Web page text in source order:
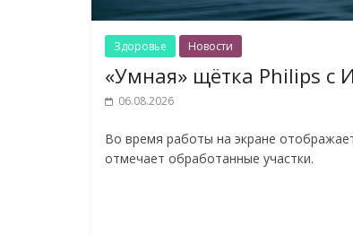
Здоровье Новости
«Умная» щётка Philips с
06.08.2026
Во время работы на экране
отмечает обработанные участки.